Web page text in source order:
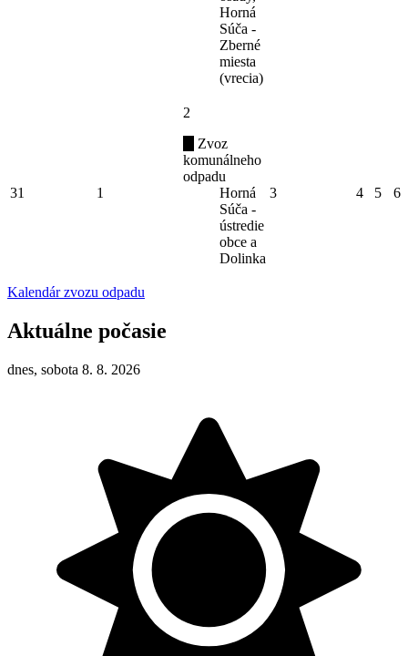
Horná
Súča -
Zberné
miesta
(vrecia)
31 1
2
Zvoz
komunálneho
odpadu
Horná
Súča -
ústredie
obce a
Dolinka
3 4 5 6
Kalendár zvozu odpadu
Aktuálne počasie
dnes, sobota 8. 8. 2026